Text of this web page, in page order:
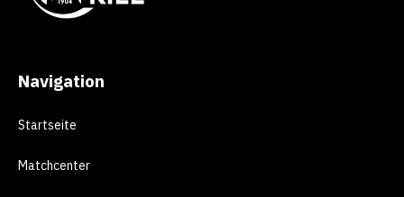
Navigation
Startseite
Matchcenter